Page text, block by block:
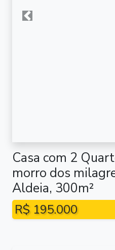
Anterior
Casa com 2
morro dos
Aldeia, 300m²
R$ 195.000